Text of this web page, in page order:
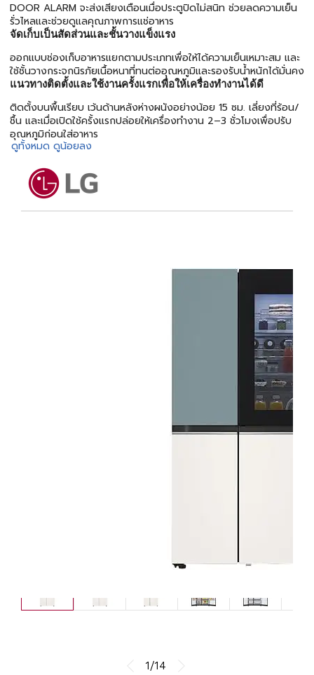
DOOR ALARM จะส่งเสียงเตือนเมื่อประตูปิดไม่สนิท ช่วยลดความเย็น
รั่วไหลและช่วยดูแลคุณภาพการแช่อาหาร
จัดเก็บเป็นสัดส่วนและชั้นวางแข็งแรง
ออกแบบช่องเก็บอาหารแยกตามประเภทเพื่อให้ได้ความเย็นเหมาะสม และ
ใช้ชั้นวางกระจกนิรภัยเนื้อหนาที่ทนต่ออุณหภูมิและรองรับน้ำหนักได้มั่นคง
แนวทางติดตั้งและใช้งานครั้งแรกเพื่อให้เครื่องทำงานได้ดี
ติดตั้งบนพื้นเรียบ เว้นด้านหลังห่างผนังอย่างน้อย 15 ซม. เลี่ยงที่ร้อน/
ชื้น และเมื่อเปิดใช้ครั้งแรกปล่อยให้เครื่องทำงาน 2–3 ชั่วโมงเพื่อปรับ
อุณหภูมิก่อนใส่อาหาร
ดูทั้งหมด ดูน้อยลง
1/14